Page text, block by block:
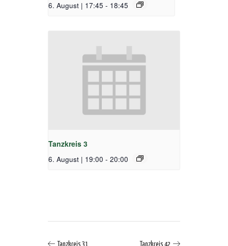
6. August | 17:45 - 18:45
Tanzkreis 3
6. August | 19:00 - 20:00
Tanzkreis 31 Tanzkreis 42